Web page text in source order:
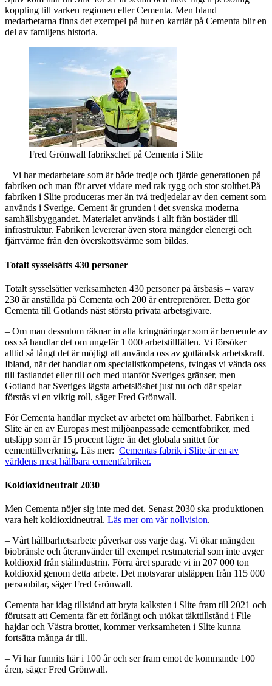
koppling till varken regionen eller Cementa. Men bland
medarbetarna finns det exempel på hur en karriär på Cementa blir en
del av familjens historia.
Fred Grönwall fabrikschef på Cementa i Slite
– Vi har medarbetare som är både tredje och fjärde generationen på
fabriken och man för arvet vidare med rak rygg och stor stolthet.På
fabriken i Slite produceras mer än två tredjedelar av den cement som
används i Sverige. Cement är grunden i det svenska moderna
samhällsbyggandet. Materialet används i allt från bostäder till
infrastruktur. Fabriken levererar även stora mängder elenergi och
fjärrvärme från den överskottsvärme som bildas.
Totalt sysselsätts 430 personer
Totalt sysselsätter verksamheten 430 personer på årsbasis – varav
230 är anställda på Cementa och 200 är entreprenörer. Detta gör
Cementa till Gotlands näst största privata arbetsgivare.
– Om man dessutom räknar in alla kringnäringar som är beroende av
oss så handlar det om ungefär 1 000 arbetstillfällen. Vi försöker
alltid så långt det är möjligt att använda oss av gotländsk arbetskraft.
Ibland, när det handlar om specialistkompetens, tvingas vi vända oss
till fastlandet eller till och med utanför Sveriges gränser, men
Gotland har Sveriges lägsta arbetslöshet just nu och där spelar
förstås vi en viktig roll, säger Fred Grönwall.
För Cementa handlar mycket av arbetet om hållbarhet. Fabriken i
Slite är en av Europas mest miljöanpassade cementfabriker, med
utsläpp som är 15 procent lägre än det globala snittet för
cementtillverkning. Läs mer: Cementas fabrik i Slite är en av
världens mest hållbara cementfabriker.
Koldioxidneutralt 2030
Men Cementa nöjer sig inte med det. Senast 2030 ska produktionen
vara helt koldioxidneutral. Läs mer om vår nollvision.
– Vårt hållbarhetsarbete påverkar oss varje dag. Vi ökar mängden
biobränsle och återanvänder till exempel restmaterial som inte avger
koldioxid från stålindustrin. Förra året sparade vi in 207 000 ton
koldioxid genom detta arbete. Det motsvarar utsläppen från 115 000
personbilar, säger Fred Grönwall.
Cementa har idag tillstånd att bryta kalksten i Slite fram till 2021 och
förutsatt att Cementa får ett förlängt och utökat täkttillstånd i File
hajdar och Västra brottet, kommer verksamheten i Slite kunna
fortsätta många år till.
– Vi har funnits här i 100 år och ser fram emot de kommande 100
åren, säger Fred Grönwall.